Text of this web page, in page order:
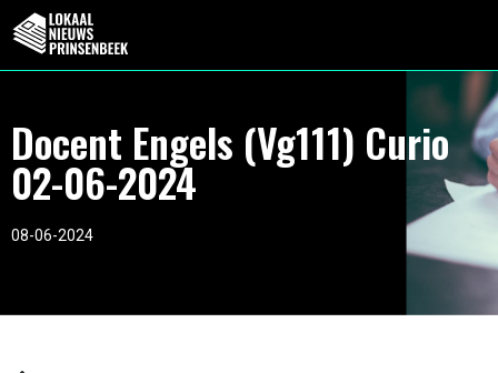
Docent Engels (Vg111) Curio
02-06-2024
08-06-2024